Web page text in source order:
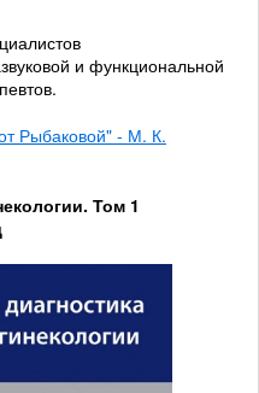
и функциональной
Рыбаковой" - М. К.
Том 1